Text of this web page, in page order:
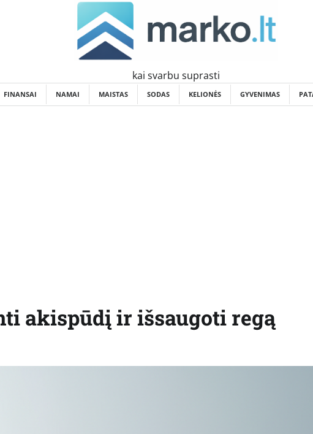
kai svarbu suprasti
FINANSAI NAMAI MAISTAS SODAS KELIONĖS GYVENIMAS
akispūdį ir išsaugoti regą